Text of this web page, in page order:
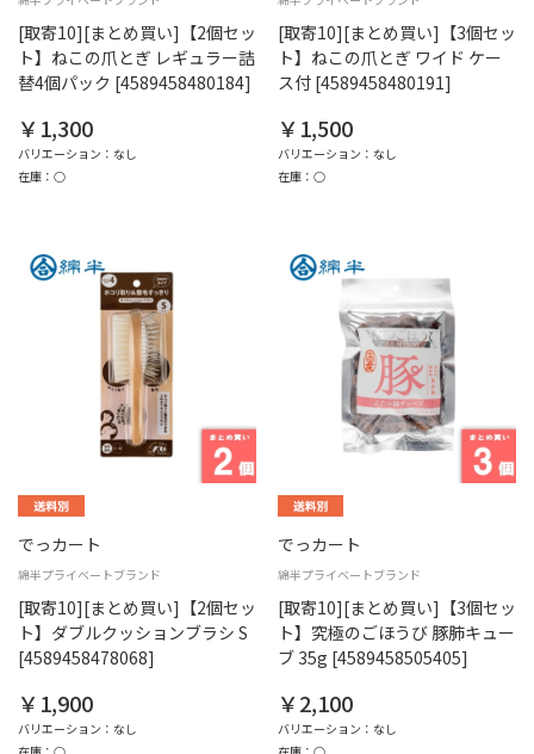
[取寄10][まとめ買い]【2個セッ
ト】ねこの爪とぎ レギュラー詰
替4個パック [4589458480184]
￥1,300
バリエーション：なし
在庫：○
[取寄10][まとめ買い]【3個セッ
ト】ねこの爪とぎ ワイド ケー
ス付 [4589458480191]
￥1,500
バリエーション：なし
在庫：○
でっカート
綿半プライベートブランド
[取寄10][まとめ買い]【2個セッ
ト】ダブルクッションブラシ S
[4589458478068]
￥1,900
バリエーション：なし
でっカート
綿半プライベートブランド
[取寄10][まとめ買い]【3個セッ
ト】究極のごほうび 豚肺キュー
ブ 35g [4589458505405]
￥2,100
バリエーション：なし